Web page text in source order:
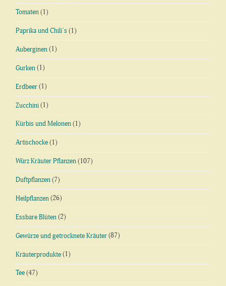
Tomaten (1)
Paprika und Chili´s (1)
Auberginen (1)
Gurken (1)
Erdbeer (1)
Zucchini (1)
Kürbis und Melonen (1)
Artischocke (1)
Würz Kräuter Pflanzen (107)
Duftpflanzen (7)
Heilpflanzen (26)
Essbare Blüten (2)
Gewürze und getrocknete Kräuter (87)
Kräuterprodukte (1)
Tee (47)